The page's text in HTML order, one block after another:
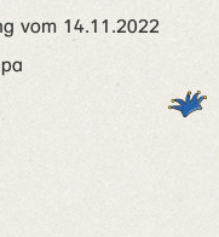
vom 14.11.2022